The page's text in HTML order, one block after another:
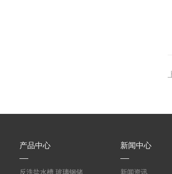
产品中心 新闻中心
新闻资讯